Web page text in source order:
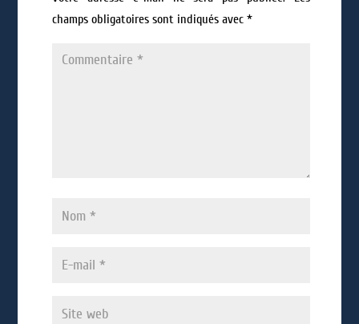
champs obligatoires sont indiqués avec *